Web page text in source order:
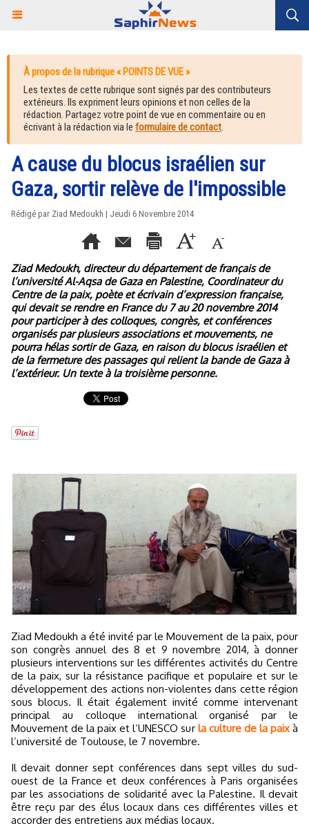
À propos de la rubrique « POINTS DE VUE »
Les textes de cette rubrique sont signés par des contributeurs
extérieurs. Ils expriment leurs opinions et non celles de la
rédaction. Partagez votre point de vue en commentaire ou en
écrivant à la rédaction via le formulaire de contact.
A cause du blocus israélien sur
Gaza, sortir relève de l'impossible
Rédigé par Ziad Medoukh | Jeudi 6 Novembre 2014
Ziad Medoukh, directeur du département de français de
l’université Al-Aqsa de Gaza en Palestine, Coordinateur du
Centre de la paix, poète et écrivain d’expression française,
qui devait se rendre en France du 7 au 20 novembre 2014
pour participer à des colloques, congrès, et conférences
organisés par plusieurs associations et mouvements, ne
pourra hélas sortir de Gaza, en raison du blocus israélien et
de la fermeture des passages qui relient la bande de Gaza à
l’extérieur. Un texte à la troisième personne.
Ziad Medoukh a été invité par le Mouvement de la paix, pour
son congrès annuel des 8 et 9 novembre 2014, à donner
plusieurs interventions sur les différentes activités du Centre
de la paix, sur la résistance pacifique et populaire et sur le
développement des actions non-violentes dans cette région
sous blocus. Il était également invité comme intervenant
principal au colloque international organisé par le
Mouvement de la paix et l’UNESCO sur la culture de la paixà
l’université de Toulouse, le 7 novembre.
Il devait donner sept conférences dans sept villes du sud-
ouest de la France et deux conférences à Paris organisées
par les associations de solidarité avec la Palestine. Il devait
être reçu par des élus locaux dans ces différentes villes et
accorder des entretiens aux médias locaux.